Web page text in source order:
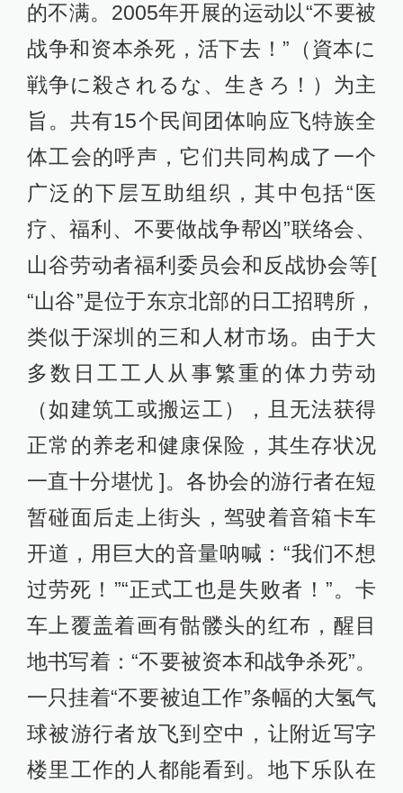
的不满。2005年开展的运动以“不要被
战争和资本杀死，活下去！”（資本に
戦争に殺されるな、生きろ！）为主
旨。共有15个民间团体响应飞特族全
体工会的呼声，它们共同构成了一个
广泛的下层互助组织，其中包括“医
疗、福利、不要做战争帮凶”联络会、
山谷劳动者福利委员会和反战协会等[
“山谷”是位于东京北部的日工招聘所，
类似于深圳的三和人材市场。由于大
多数日工工人从事繁重的体力劳动
（如建筑工或搬运工），且无法获得
正常的养老和健康保险，其生存状况
一直十分堪忧 ]。各协会的游行者在短
暂碰面后走上街头，驾驶着音箱卡车
开道，用巨大的音量呐喊：“我们不想
过劳死！”“正式工也是失败者！”。卡
车上覆盖着画有骷髅头的红布，醒目
地书写着：“不要被资本和战争杀死”。
一只挂着“不要被迫工作”条幅的大氢气
球被游行者放飞到空中，让附近写字
楼里工作的人都能看到。地下乐队在